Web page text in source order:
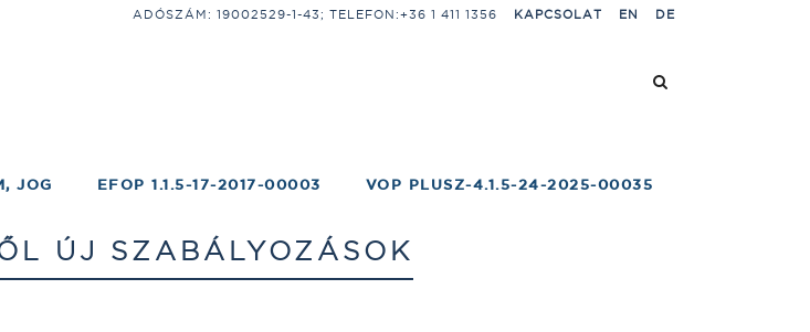
ADÓSZÁM: 19002529-1-43; TELEFON:+36 1 411 1356 KAPCSOLAT EN DE
JOG EFOP 1.1.5-17-2017-00003 VOP PLUSZ-4.1.5-24-2025-00035
ÚJ SZABÁLYOZÁSOK